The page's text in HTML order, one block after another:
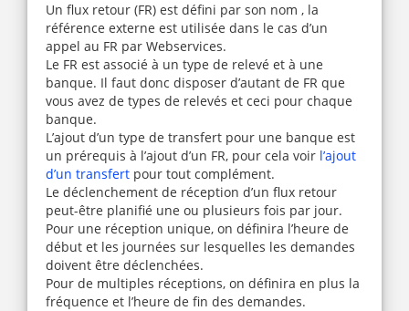
Un flux retour (FR) est défini par son nom , la
référence externe est utilisée dans le cas d’un
appel au FR par Webservices.
Le FR est associé à un type de relevé et à une
banque. Il faut donc disposer d’autant de FR que
vous avez de types de relevés et ceci pour chaque
banque.
L’ajout d’un type de transfert pour une banque est
un prérequis à l’ajout d’un FR, pour cela voir l’ajout
d’un transfert pour tout complément.
Le déclenchement de réception d’un flux retour
peut-être planifié une ou plusieurs fois par jour.
Pour une réception unique, on définira l’heure de
début et les journées sur lesquelles les demandes
doivent être déclenchées.
Pour de multiples réceptions, on définira en plus la
fréquence et l’heure de fin des demandes.